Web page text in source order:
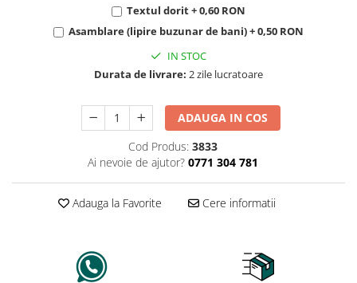
Textul dorit + 0,60 RON
Asamblare (lipire buzunar de bani) + 0,50 RON
IN STOC
Durata de livrare: 2 zile lucratoare
ADAUGA IN COS
Cod Produs: 3833
Ai nevoie de ajutor? 0771 304 781
Adauga la Favorite Cere informatii